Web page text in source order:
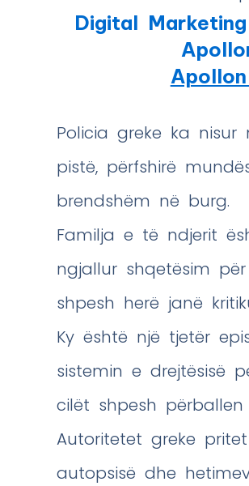
Digital
Policia greke ka
pistë, përfshirë
brendshëm në burg.
Familja e të ndjerit
ngjallur shqetësim
shpesh herë janë
Ky është një tjetër
sistemin e drejtësisë
cilët shpesh
Autoritetet greke
autopsisë dhe